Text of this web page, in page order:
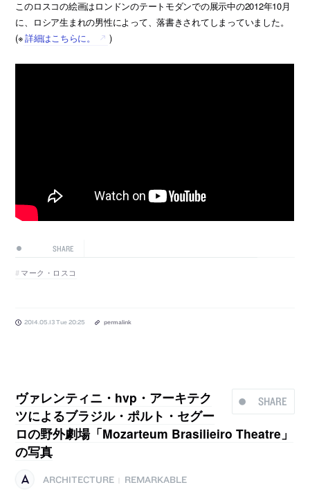
このロスコの絵画はロンドンのテートモダンでの展示中の2012年10月
に、ロシア生まれの男性によって、落書きされてしまっていました。
(※詳細はこちらに。 )
SHARE
マーク・ロスコ
2014.05.13 Tue 20:25 permalink
SHARE
ヴァレンティニ・hvp・アーキテク
ツによるブラジル・ポルト・セグー
ロの野外劇場「Mozarteum Brasilieiro Theatre」
の写真
ARCHITECTURE
REMARKABLE